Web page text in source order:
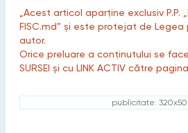
„Acest articol aparține exclusiv P.P.
FISC.md” și este protejat de Legea
autor.
Orice preluare a conținutului se
SURSEI și cu LINK ACTIV către
publicitate: